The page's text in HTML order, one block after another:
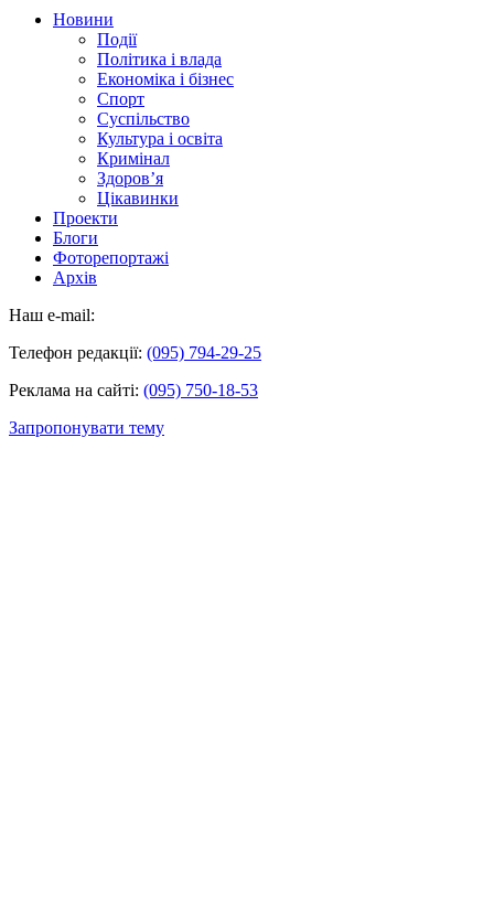
Новини
Події
Політика і влада
Економіка і бізнес
Спорт
Суспільство
Культура і освіта
Кримінал
Здоров’я
Цікавинки
Проекти
Блоги
Фоторепортажі
Архів
Наш e-mail:
Телефон редакції: (095) 794-29-25
Реклама на сайті: (095) 750-18-53
Запропонувати тему